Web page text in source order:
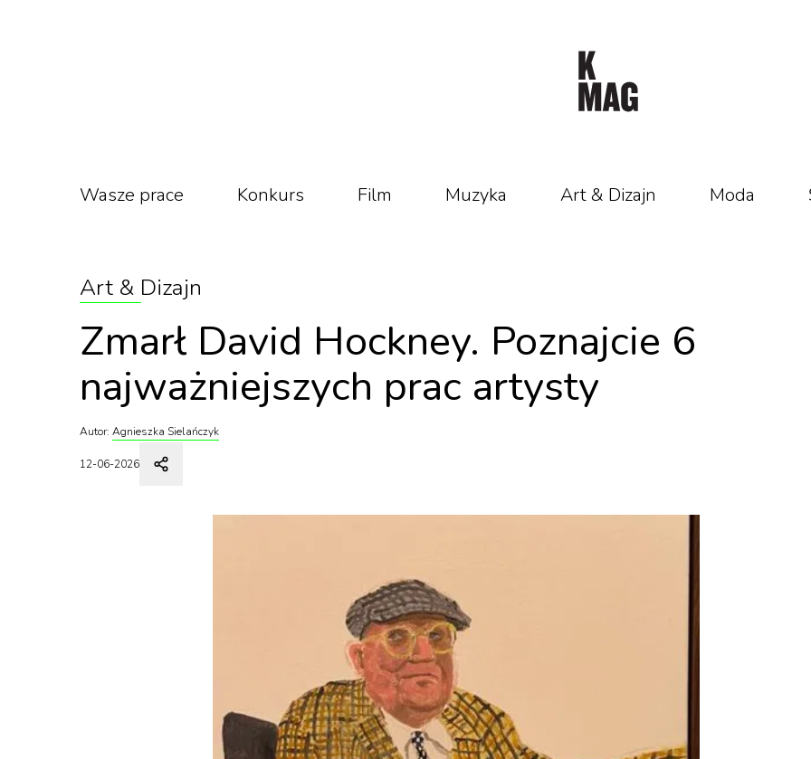
Wasze prace Konkurs Film Muzyka Art & Dizajn Moda
Art & Dizajn
Zmarł David Hockney. Poznajcie 6
najważniejszych prac artysty
Autor: Agnieszka Sielańczyk
12-06-2026